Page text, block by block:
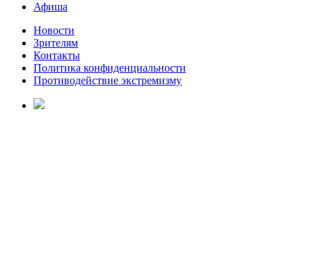
Афиша
Новости
Зрителям
Контакты
Политика конфиденциальности
Противодействие экстремизму